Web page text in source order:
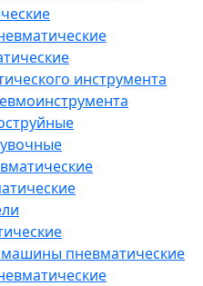
инструмента
пневматические